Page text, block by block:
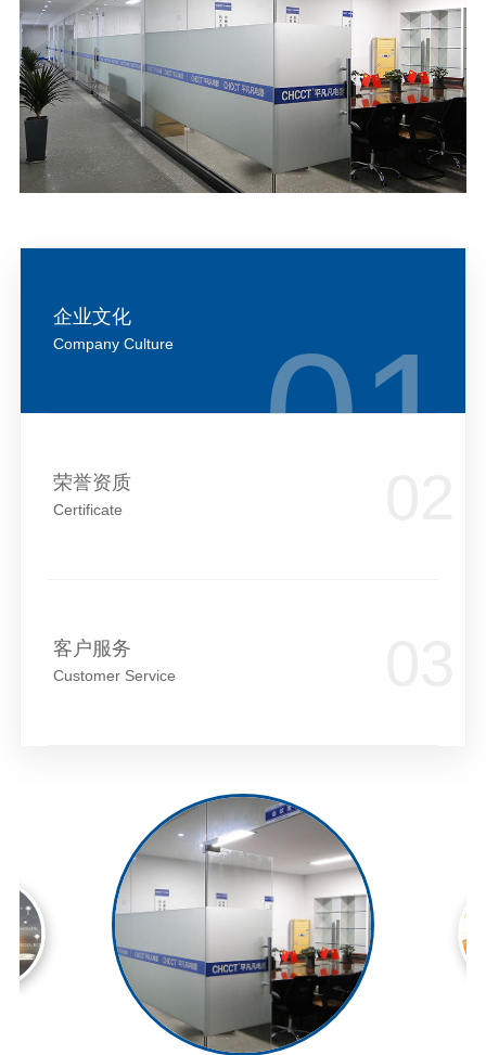
企业文化
Company Culture
荣誉资质
Certificate
客户服务
Customer Service